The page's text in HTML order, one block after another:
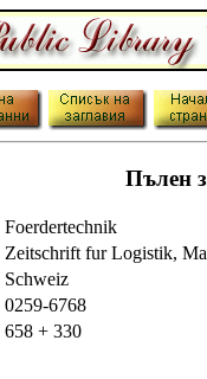
Пълен
Foerdertechnik
Zeitschrift fur Logistik,
Schweiz
0259-6768
658 + 330